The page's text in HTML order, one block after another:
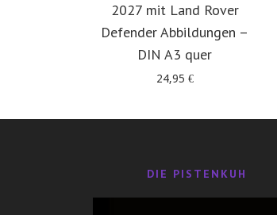
2027 mit Land Rover
Defender Abbildungen –
DIN A3 quer
24,95 €
DIE PISTENKUH